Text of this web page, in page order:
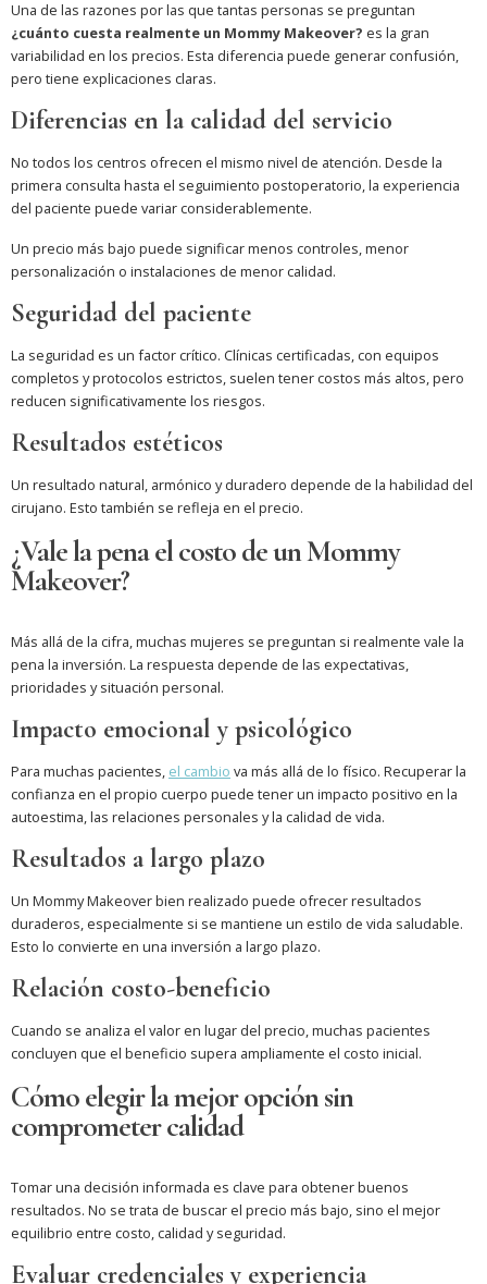
Una de las razones por las que tantas personas se preguntan
¿cuánto cuesta realmente un Mommy Makeover? es la gran
variabilidad en los precios. Esta diferencia puede generar confusión,
pero tiene explicaciones claras.
Diferencias en la calidad del servicio
No todos los centros ofrecen el mismo nivel de atención. Desde la
primera consulta hasta el seguimiento postoperatorio, la experiencia
del paciente puede variar considerablemente.
Un precio más bajo puede significar menos controles, menor
personalización o instalaciones de menor calidad.
Seguridad del paciente
La seguridad es un factor crítico. Clínicas certificadas, con equipos
completos y protocolos estrictos, suelen tener costos más altos, pero
reducen significativamente los riesgos.
Resultados estéticos
Un resultado natural, armónico y duradero depende de la habilidad del
cirujano. Esto también se refleja en el precio.
¿Vale la pena el costo de un Mommy
Makeover?
Más allá de la cifra, muchas mujeres se preguntan si realmente vale la
pena la inversión. La respuesta depende de las expectativas,
prioridades y situación personal.
Impacto emocional y psicológico
Para muchas pacientes, el cambio va más allá de lo físico. Recuperar la
confianza en el propio cuerpo puede tener un impacto positivo en la
autoestima, las relaciones personales y la calidad de vida.
Resultados a largo plazo
Un Mommy Makeover bien realizado puede ofrecer resultados
duraderos, especialmente si se mantiene un estilo de vida saludable.
Esto lo convierte en una inversión a largo plazo.
Relación costo-beneficio
Cuando se analiza el valor en lugar del precio, muchas pacientes
concluyen que el beneficio supera ampliamente el costo inicial.
Cómo elegir la mejor opción sin
comprometer calidad
Tomar una decisión informada es clave para obtener buenos
resultados. No se trata de buscar el precio más bajo, sino el mejor
equilibrio entre costo, calidad y seguridad.
Evaluar credenciales y experiencia